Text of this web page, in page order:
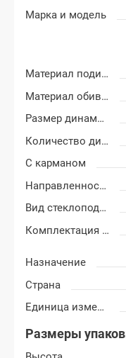
Марка и модель
Материал подиумов
Материал обивки подиумов
Размер динамиков
Количество динамиков
С карманом
Направленность
Вид стеклоподъемников
Комплектация подиумов
Назначение
Страна
Единица измерения
Размеры